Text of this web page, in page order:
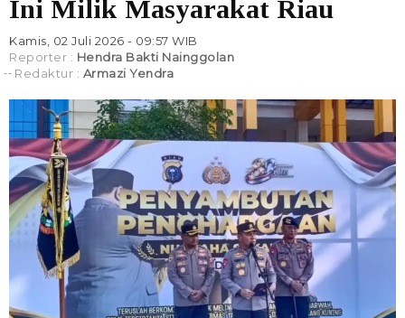
Ini Milik Masyarakat Riau
Kamis, 02 Juli 2026 - 09:57 WIB
Reporter : Hendra Bakti Nainggolan
Redaktur : Armazi Yendra